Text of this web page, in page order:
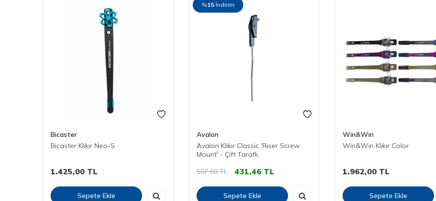
Bicaster
Bicaster Klikır Neo-S
1.425,00 TL
Sepete Ekle
%15 İndirim
Avalon
Avalon Klikır Classic 'Riser Screw
Mount' - Çift Taraflı
507,60TL 431,46 TL
Sepete Ekle
Win&Win
Win&Win Klikır Color
1.962,00 TL
Sepete Ekle